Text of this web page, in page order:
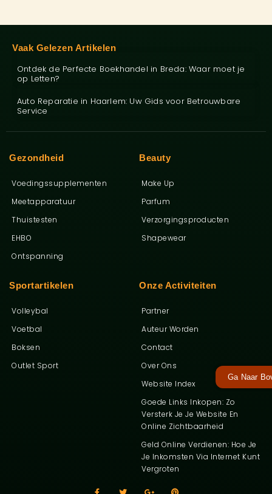
Ga Naar
Onze Activiteiten
Partner
Auteur Worden
Contact
Over Ons
Website Index
Goede Links Inkopen: Zo
Versterk Je Je Website En
Online Zichtbaarheid
Geld Online Verdienen: Hoe Je
Je Inkomsten Via Internet Kunt
Vergroten
Sportartikelen
Volleybal
Voetbal
Boksen
Outlet Sport
Beauty
Make Up
Parfum
Verzorgingsproducten
Shapewear
Gezondheid
Voedingssupplementen
Meetapparatuur
Thuistesten
EHBO
Ontspanning
Vaak Gelezen Artikelen
Ontdek de Perfecte Boekhandel in Breda: Waar moet je
op Letten?
Auto Reparatie in Haarlem: Uw Gids voor Betrouwbare
Service